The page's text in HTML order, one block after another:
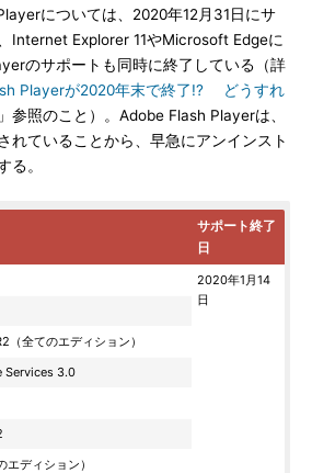
については、2020年12月31日にサ
Internet Explorer 11やMicrosoft Edgeに
のサポートも同時に終了している（詳
Playerが2020年末で終了!? どうすれ
」参照のこと）。Adobe Flash Playerは、
れていることから、早急にアンインスト
る。
サポート終了
日
2020年1月14
日
全てのエディション）
Services 3.0
ディション）